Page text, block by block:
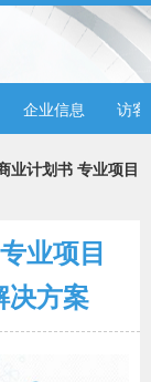
企业信息 访客
业计划书 专业项目
业项目
决方案